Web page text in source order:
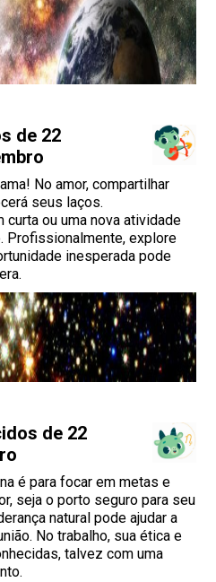
de 22
No amor, compartilhar
seus laços.
curta ou uma nova atividade
Profissionalmente, explore
inesperada pode
de 22
é para focar em metas e
seja o porto seguro para seu
natural pode ajudar a
No trabalho, sua ética e
talvez com uma